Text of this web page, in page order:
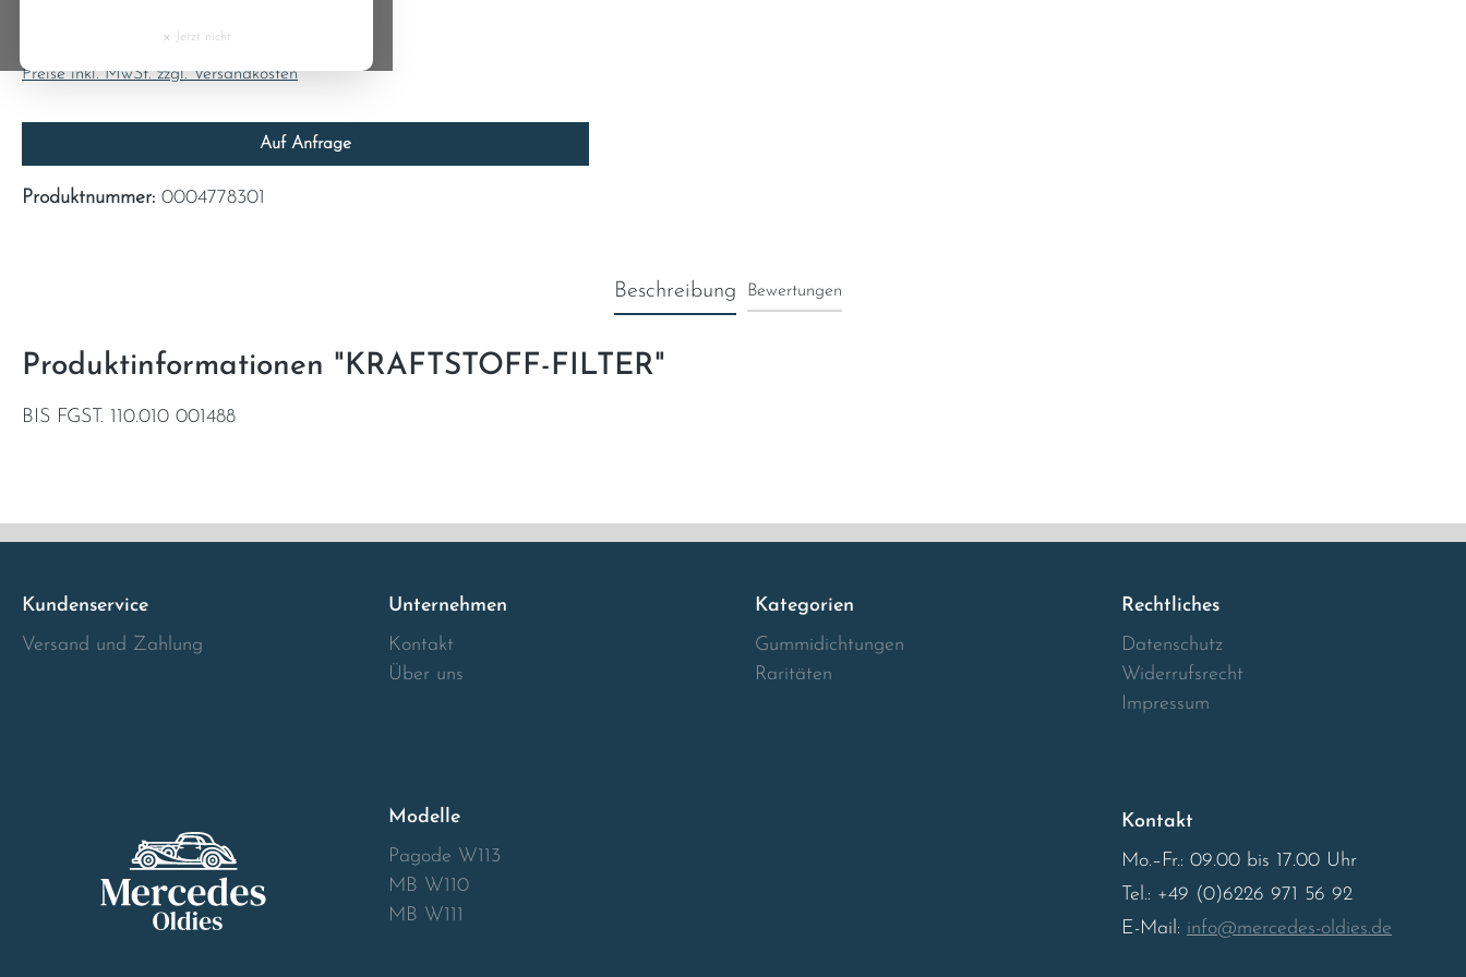
0,00 €
Preise inkl. MwSt. zzgl. Versandkosten
Auf Anfrage
Produktnummer: 0004778301
Beschreibung Bewertungen
Produktinformationen "KRAFTSTOFF-FILTER"
BIS FGST. 110.010 001488
Kundenservice
Versand und Zahlung
Unternehmen
Kontakt
Über uns
Kategorien
Gummidichtungen
Raritäten
Rechtliches
Datenschutz
Widerrufsrecht
Impressum
Modelle
Pagode W113
MB W110
MB W111
Kontakt
Mo.–Fr.: 09.00 bis 17.00 Uhr
Tel.: +49 (0)6226 971 56 92
E-Mail: info@mercedes-oldies.de
Czech Republic
Denmark
Estonia
Greece
Hungary
Lithuania
Montenegro
Netherlands
× Jetzt nicht